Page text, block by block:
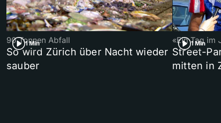
1 Min
90 Tonnen Abfall
So wird Zürich über Nacht wieder
sauber
1 Min
«Ein Tag im
Street-
mitten in